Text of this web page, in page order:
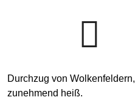
Durchzug von
zunehmend heiß.